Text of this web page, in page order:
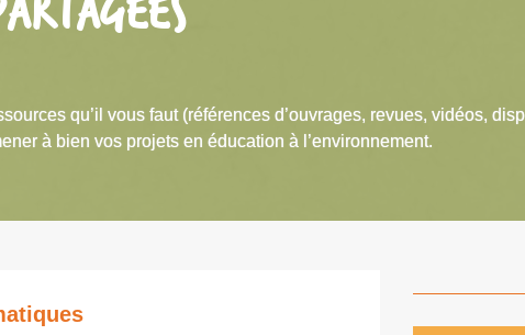
qu’il vous faut (références d’ouvrages, revues, vidéos,
à bien vos projets en éducation à l’environnement.